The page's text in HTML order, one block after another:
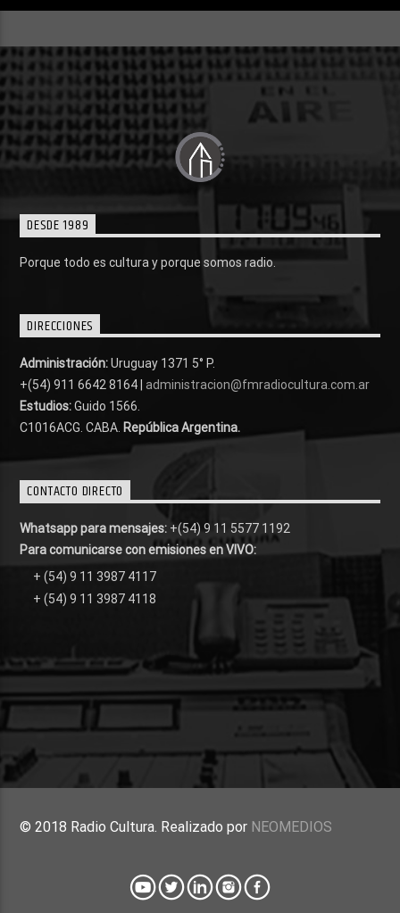
DESDE 1989
Porque todo es cultura y porque somos radio.
DIRECCIONES
Administración:Uruguay 1371 5° P.
+(54) 911 6642 8164 | administracion@fmradiocultura.com.ar
Estudios:Guido 1566.
C1016ACG . CABA. República Argentina.
CONTACTO DIRECTO
Whatsapp para mensajes: +(54) 9 11 5577 1192
Para comunicarse con emisiones en VIVO:
+ (54) 9 11 3987 4117
+ (54) 9 11 3987 4118
© 2018 Radio Cultura. Realizado por NEOMEDIOS